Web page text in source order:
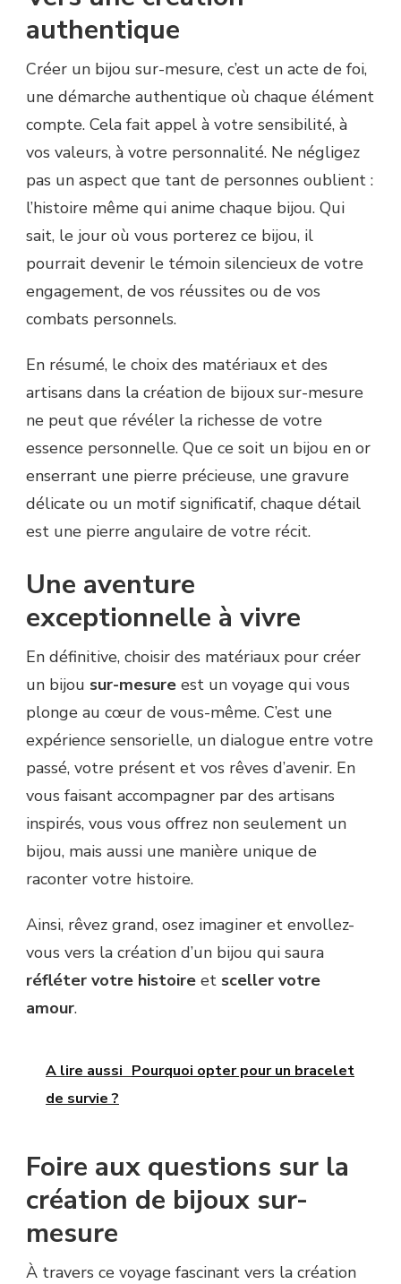
authentique
Créer un bijou sur-mesure, c’est un acte de foi,
une démarche authentique où chaque élément
compte. Cela fait appel à votre sensibilité, à
vos valeurs, à votre personnalité. Ne négligez
pas un aspect que tant de personnes oublient :
l’histoire même qui anime chaque bijou. Qui
sait, le jour où vous porterez ce bijou, il
pourrait devenir le témoin silencieux de votre
engagement, de vos réussites ou de vos
combats personnels.
En résumé, le choix des matériaux et des
artisans dans la création de bijoux sur-mesure
ne peut que révéler la richesse de votre
essence personnelle. Que ce soit un bijou en or
enserrant une pierre précieuse, une gravure
délicate ou un motif significatif, chaque détail
est une pierre angulaire de votre récit.
Une aventure
exceptionnelle à vivre
En définitive, choisir des matériaux pour créer
un bijou sur-mesure est un voyage qui vous
plonge au cœur de vous-même. C’est une
expérience sensorielle, un dialogue entre votre
passé, votre présent et vos rêves d’avenir. En
vous faisant accompagner par des artisans
inspirés, vous vous offrez non seulement un
bijou, mais aussi une manière unique de
raconter votre histoire.
Ainsi, rêvez grand, osez imaginer et envollez-
vous vers la création d’un bijou qui saura
réfléter votre histoire et sceller votre
amour.
A lire aussi Pourquoi opter pour un bracelet
de survie ?
Foire aux questions sur la
création de bijoux sur-
mesure
À travers ce voyage fascinant vers la création